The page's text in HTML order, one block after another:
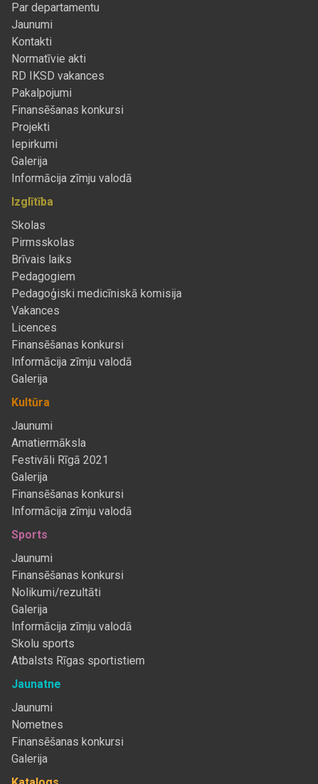
Par departamentu
Jaunumi
Kontakti
Normatīvie akti
RD IKSD vakances
Pakalpojumi
Finansēšanas konkursi
Projekti
Iepirkumi
Galerija
Informācija zīmju valodā
Izglītība
Skolas
Pirmsskolas
Brīvais laiks
Pedagogiem
Pedagoģiski medicīniskā komisija
Vakances
Licences
Finansēšanas konkursi
Informācija zīmju valodā
Galerija
Kultūra
Jaunumi
Amatiermāksla
Festivāli Rīgā 2021
Galerija
Finansēšanas konkursi
Informācija zīmju valodā
Sports
Jaunumi
Finansēšanas konkursi
Nolikumi/rezultāti
Galerija
Informācija zīmju valodā
Skolu sports
Atbalsts Rīgas sportistiem
Jaunatne
Jaunumi
Nometnes
Finansēšanas konkursi
Galerija